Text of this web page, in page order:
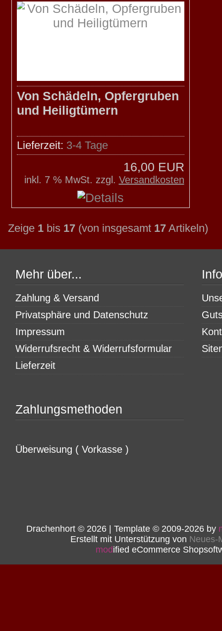
Von Schädeln, Opfergruben
und Heiligtümern
Lieferzeit: 3-4 Tage
16,00 EUR
inkl. 7 % MwSt. zzgl. Versandkosten
Zeige 1bis 17(von insgesamt 17Artikeln)
Mehr über...
Zahlung & Versand
Privatsphäre und Datenschutz
Impressum
Widerrufsrecht & Widerrufsformular
Lieferzeit
Zahlungsmethoden
Überweisung ( Vorkasse )
Drachenhort © 2026 | Template © 2009-2026 by
Erstellt mit Unterstützung von Neues-
modified eCommerce